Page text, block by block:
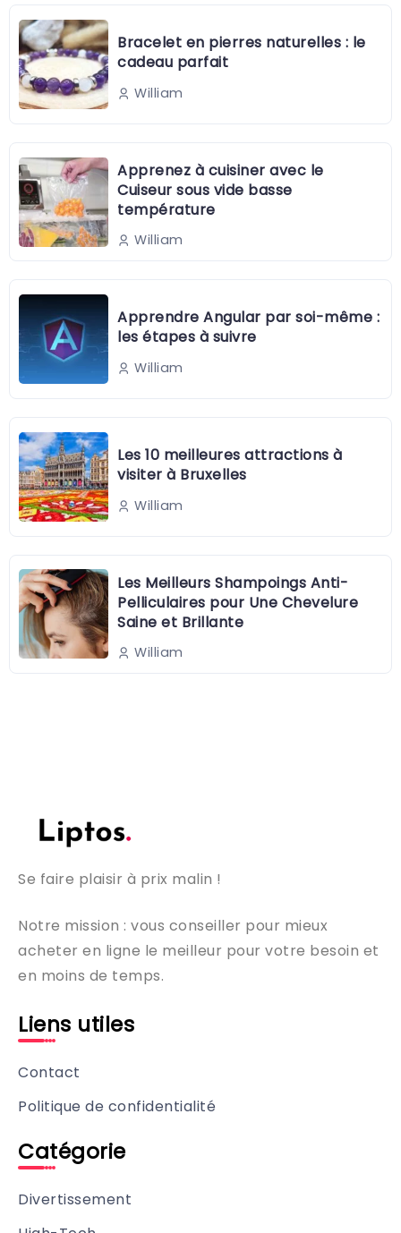
Bracelet en pierres naturelles : le
cadeau parfait
William
Apprenez à cuisiner avec le
Cuiseur sous vide basse
température
William
Apprendre Angular par soi-même :
les étapes à suivre
William
Les 10 meilleures attractions à
visiter à Bruxelles
William
Les Meilleurs Shampoings Anti-
Pelliculaires pour Une Chevelure
Saine et Brillante
William
Se faire plaisir à prix malin !
Notre mission : vous conseiller pour mieux
acheter en ligne le meilleur pour votre besoin et
en moins de temps.
Liens utiles
Contact
Politique de confidentialité
Catégorie
Divertissement